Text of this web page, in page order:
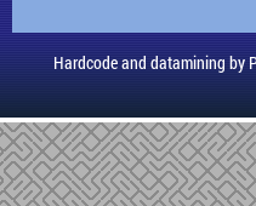
Hardcode and datamining by